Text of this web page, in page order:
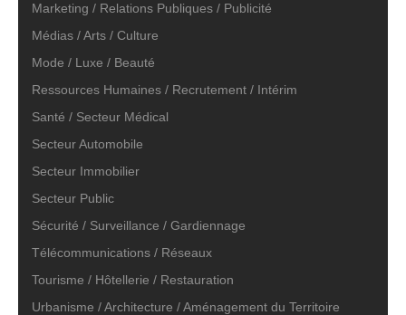
Marketing / Relations Publiques / Publicité
Médias / Arts / Culture
Mode / Luxe / Beauté
Ressources Humaines / Recrutement / Intérim
Santé / Secteur Médical
Secteur Automobile
Secteur Immobilier
Secteur Public
Sécurité / Surveillance / Gardiennage
Télécommunications / Réseaux
Tourisme / Hôtellerie / Restauration
Urbanisme / Architecture / Aménagement du Territoire